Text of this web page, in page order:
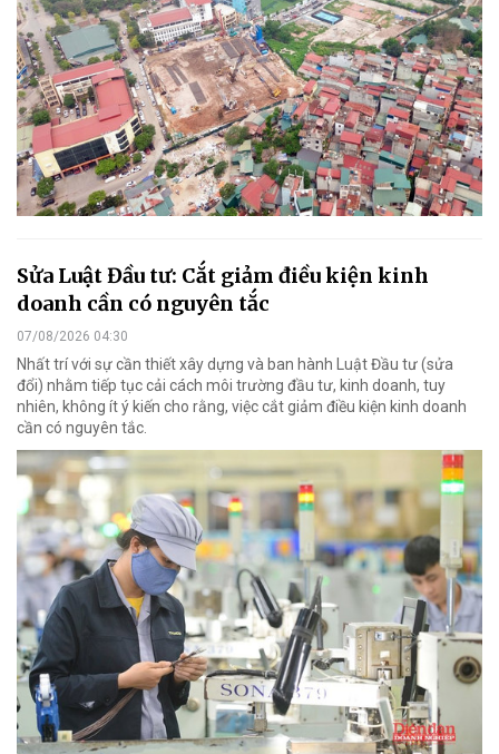
Sửa Luật Đầu tư: Cắt giảm điều kiện kinh
doanh cần có nguyên tắc
07/08/2026 04:30
Nhất trí với sự cần thiết xây dựng và ban hành Luật Đầu tư (sửa
đổi) nhằm tiếp tục cải cách môi trường đầu tư, kinh doanh, tuy
nhiên, không ít ý kiến cho rằng, việc cắt giảm điều kiện kinh doanh
cần có nguyên tắc.